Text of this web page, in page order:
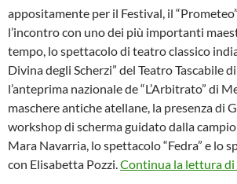
appositamente per il Festival, il
l’incontro con uno dei più importanti
tempo, lo spettacolo di teatro classico
Divina degli Scherzi” del Teatro Tascabile
l’anteprima nazionale de “L’Arbitrato” di
maschere antiche atellane, la presenza di
workshop di scherma guidato dalla
Mara Navarria, lo spettacolo “Fedra” e lo
con Elisabetta Pozzi.Continua la lettura di